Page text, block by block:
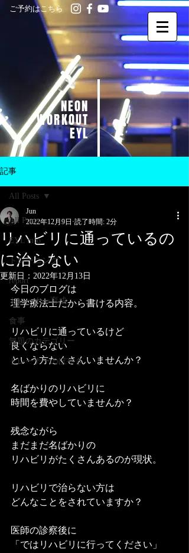
ご予約はこちら
NEON
WORKOUT
EYL
記事
All Posts
EYL info
トレーニング
report
トレーナー育成
食事
無題のカテゴリー
トレーナーのぼやき
All Posts
リハビリに通っているの
に治らない
Jun
2022年12月9日 読了時間: 2分
更新日： 2022年12月13日
今日のブログは
理学療法士だから書ける内容。
リハビリに通っているけど
良くならない
という方たくさんいませんか？
名ばかりのリハビリに
時間を費やしていませんか？
残念ながら
まだまだ名ばかりの
リハビリがたくさんあるのが現状。
リハビリで治らない方は
どんなことをされていますか？
医師の診察後に
「ではリハビリに行ってください」